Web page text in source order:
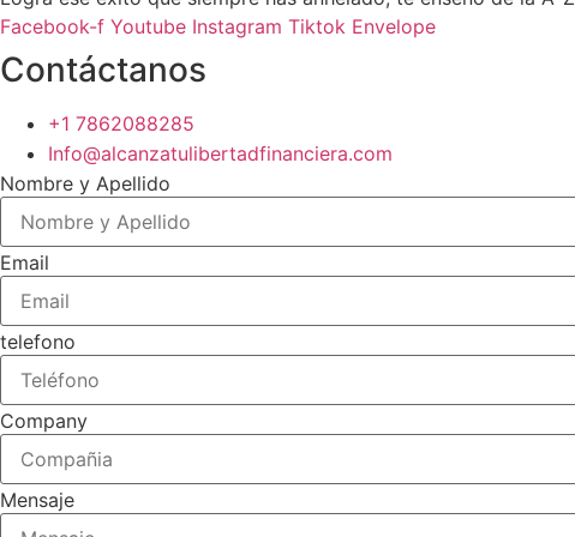
Facebook-f Youtube Instagram Tiktok Envelope
Contáctanos
+1 7862088285
Info@alcanzatulibertadfinanciera.com
Nombre y Apellido
Email
telefono
Company
Mensaje